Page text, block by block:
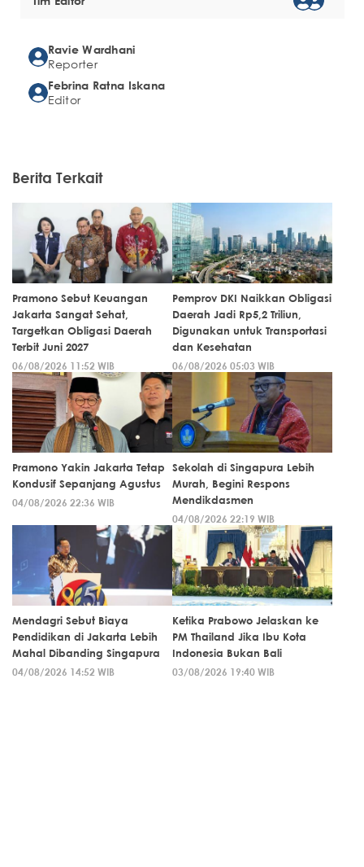
Ravie Wardhani
Reporter
Febrina Ratna Iskana
Editor
Berita Terkait
Pramono Sebut Keuangan
Jakarta Sangat Sehat,
Targetkan Obligasi Daerah
Terbit Juni 2027
06/08/2026 11:52 WIB
Pemprov DKI Naikkan Obligasi
Daerah Jadi Rp5,2 Triliun,
Digunakan untuk Transportasi
dan Kesehatan
06/08/2026 05:03 WIB
Pramono Yakin Jakarta Tetap
Kondusif Sepanjang Agustus
04/08/2026 22:36 WIB
Sekolah di Singapura Lebih
Murah, Begini Respons
Mendikdasmen
04/08/2026 22:19 WIB
Mendagri Sebut Biaya
Pendidikan di Jakarta Lebih
Mahal Dibanding Singapura
04/08/2026 14:52 WIB
Ketika Prabowo Jelaskan ke
PM Thailand Jika Ibu Kota
Indonesia Bukan Bali
03/08/2026 19:40 WIB